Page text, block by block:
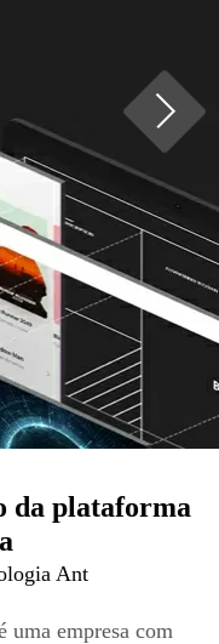
da plataforma
Ant
uma empresa com